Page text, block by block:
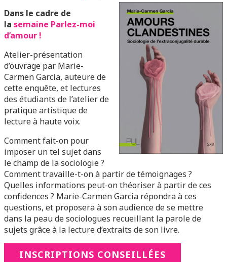
Dans le cadre de
la semaine Parlez-moi
d’amour !
Atelier-présentation
d’ouvrage par Marie-
Carmen Garcia, auteure de
cette enquête, et lectures
des étudiants de l’atelier de
pratique artistique de
lecture à haute voix.
Comment fait-on pour
imposer un tel sujet dans
le champ de la sociologie ?
Comment travaille-t-on à partir de témoignages ?
Quelles informations peut-on théoriser à partir de ces
confidences ? Marie-Carmen Garcia répondra à ces
questions, et proposera à son audience de se mettre
dans la peau de sociologues recueillant la parole de
sujets grâce à la lecture d’extraits de son livre.
INSCRIPTIONS CONSEILLÉES